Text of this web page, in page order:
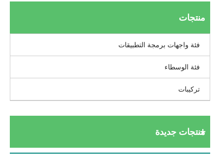
منتجات
فئة واجهات برمجة التطبيقات
فئة الوسطاء
تركيبات
منتجات جديدة